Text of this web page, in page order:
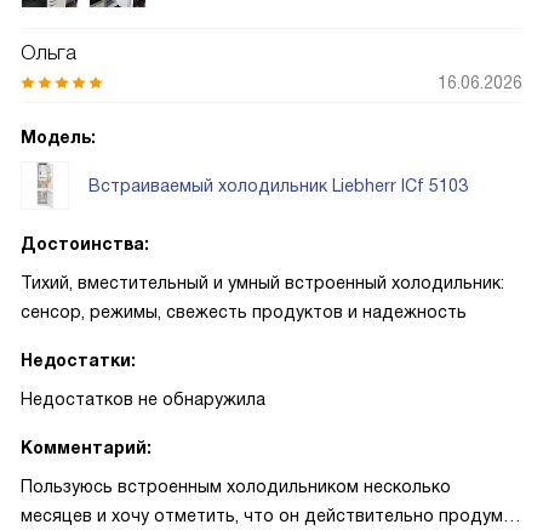
Ольга
16.06.2026
Модель:
Встраиваемый холодильник Liebherr ICf 5103
Достоинства:
Тихий, вместительный и умный встроенный холодильник:
сенсор, режимы, свежесть продуктов и надежность
Недостатки:
Недостатков не обнаружила
Комментарий:
Пользуюсь встроенным холодильником несколько
месяцев и хочу отметить, что он действительно продуман